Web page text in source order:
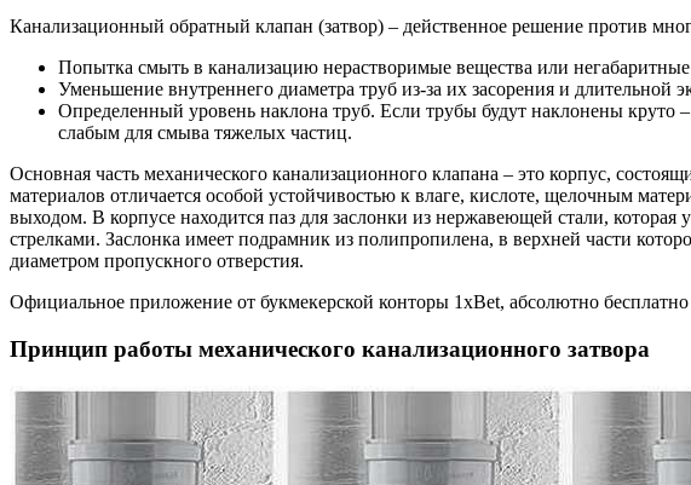
Канализационный обратный клапан (затвор) – действенное решение против
Попытка смыть в канализацию нерастворимые вещества или
Уменьшение внутреннего диаметра труб из-за их засорения и длительной
Определенный уровень наклона труб. Если трубы будут наклонены круто
слабым для смыва тяжелых частиц.
Основная часть механического канализационного клапана – это корпус,
материалов отличается особой устойчивостью к влаге, кислоте, щелочным
выходом. В корпусе находится паз для заслонки из нержавеющей стали, которая
стрелками. Заслонка имеет подрамник из полипропилена, в верхней части
диаметром пропускного отверстия.
Официальное приложение от букмекерской конторы 1xBet, абсолютно
Принцип работы механического канализационного затвора